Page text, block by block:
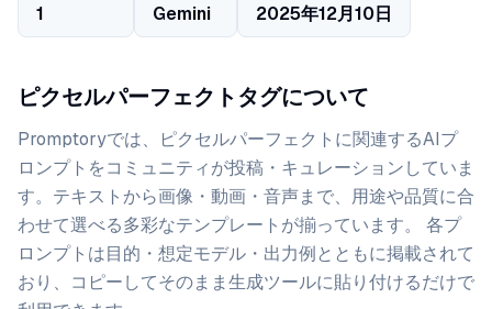
1 Gemini 2025年12月10日
ピクセルパーフェクトタグについて
Promptoryでは、 ピクセルパーフェクト に関連するAIプ
ロンプトをコミュニティが投稿・キュレーションしていま
す。 テキストから画像・動画・音声まで、用途や品質に合
わせて選べる多彩なテンプレートが揃っています。 各プ
ロンプトは目的・想定モデル・出力例とともに掲載されて
おり、コピーしてそのまま生成ツールに貼り付けるだけで